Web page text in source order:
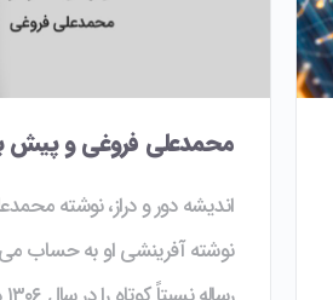
محمدعلی فروغی و پیش
اندیشه دور و دراز، نوشته
نوشته آفرینشی او به حساب